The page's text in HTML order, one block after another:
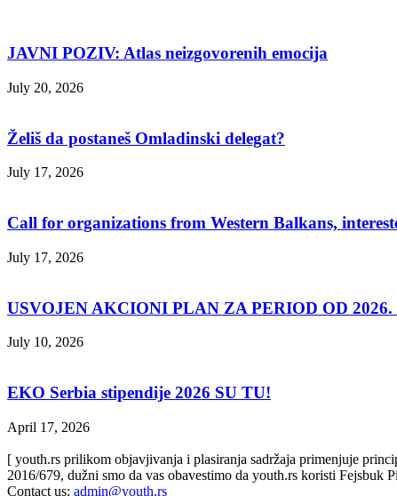
JAVNI POZIV: Atlas neizgovorenih emocija
July 20, 2026
Želiš da postaneš Omladinski delegat?
July 17, 2026
Call for organizations from Western Balkans,
July 17, 2026
USVOJEN AKCIONI PLAN ZA PERIOD OD
July 10, 2026
EKO Serbia stipendije 2026 SU TU!
April 17, 2026
[ youth.rs prilikom objavjivanja i plasiranja sadržaja primenjuje
2016/679, dužni smo da vas obavestimo da youth.rs koristi Fejsbuk
Contact us: admin@youth.rs